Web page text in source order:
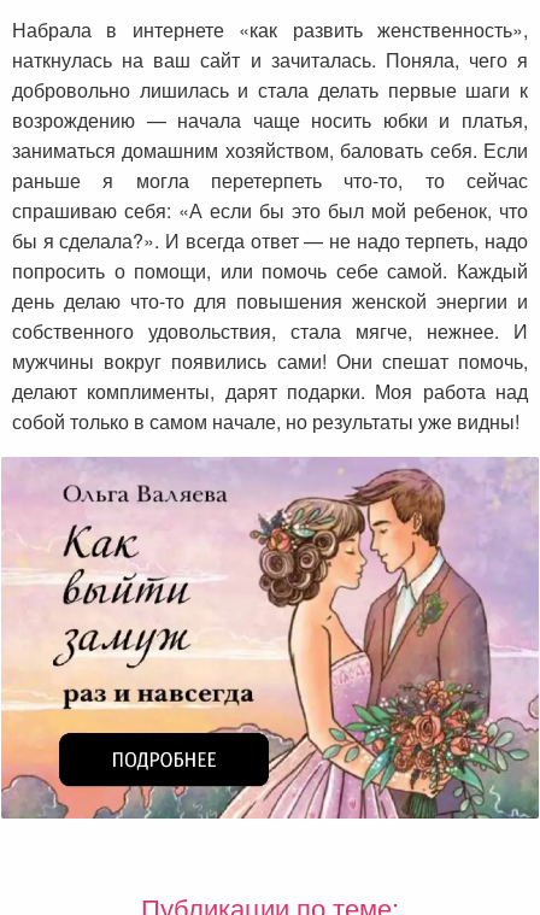
Набрала в интернете «как развить женственность»,
наткнулась на ваш сайт и зачиталась. Поняла, чего я
добровольно лишилась и стала делать первые шаги к
возрождению — начала чаще носить юбки и платья,
заниматься домашним хозяйством, баловать себя. Если
раньше я могла перетерпеть что-то, то сейчас
спрашиваю себя: «А если бы это был мой ребенок, что
бы я сделала?». И всегда ответ — не надо терпеть, надо
попросить о помощи, или помочь себе самой. Каждый
день делаю что-то для повышения женской энергии и
собственного удовольствия, стала мягче, нежнее. И
мужчины вокруг появились сами! Они спешат помочь,
делают комплименты, дарят подарки. Моя работа над
собой только в самом начале, но результаты уже видны!
Публикации по теме: